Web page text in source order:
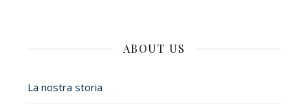
ABOUT US
La nostra storia